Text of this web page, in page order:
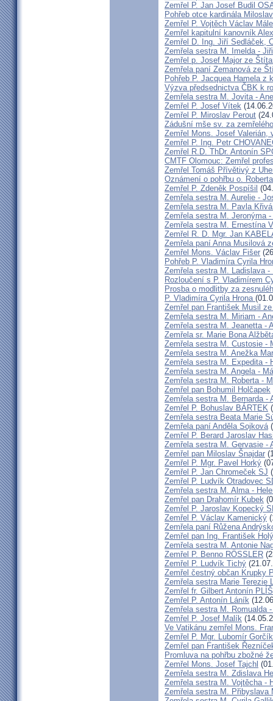
Zemřel P. Jan Josef Budil
Pohřeb otce kardinála
Zemřel P. Vojtěch Václav
Zemřel kapitulní kanovník
Zemřel D. Ing. Jiří Sedláček,
Zemřela sestra M. Imelda -
Zemřel p. Josef Major ze
Zemřela paní Zemanová ze
Pohřeb P. Jacquea Hamela z
Výzva předsednictva ČBK k
Zemřela sestra M. Jovita -
Zemřel P. Josef Vítek
Zemřel P. Miroslav Perout
Zádušní mše sv. za
Zemřel Mons. Josef Valerián,
Zemřel P. Ing. Petr
Zemřel R.D. ThDr. Antonín
CMTF Olomouc: Zemřel
Zemřel Tomáš Přívětivý z
Oznámení o pohřbu o.
Zemřel P. Zdeněk Pospíšil
Zemřela sestra M. Aurelie -
Zemřela sestra M. Pavla
Zemřela sestra M. Jeronýma
Zemřela sestra M. Ernestína
Zemřel R. D. Mgr. Jan
Zemřela paní Anna Musilová
Zemřel Mons. Václav Fišer
Pohřeb P. Vladimíra Cyrila
Zemřela sestra M. Ladislava -
Rozloučení s P. Vladimírem
Prosba o modlitby za
P. Vladimíra Cyrila Hrona
Zemřel pan František Musil
Zemřela sestra M. Miriam -
Zemřela sestra M. Jeanetta -
Zemřela sr. Marie Bona
Zemřela sestra M. Custosie -
Zemřela sestra M. Anežka
Zemřela sestra M. Expedita -
Zemřela sestra M. Angela -
Zemřela sestra M. Roberta -
Zemřel pan Bohumil Holčapek
Zemřela sestra M. Bernarda -
Zemřel P. Bohuslav BÁRTEK
Zemřela sestra Beata Marie
Zemřela paní Anděla Sojková
Zemřel P. Berard Jaroslav
Zemřela sestra M. Gervasie -
Zemřel pan Miloslav Šnajdar
Zemřel P. Mgr. Pavel Horký
Zemřel P. Jan Chromeček SJ
Zemřel P. Ludvík Otradovec
Zemřela sestra M. Alma -
Zemřel pan Drahomír Kubek
Zemřel P. Jaroslav Kopecký
Zemřel P. Václav Kamenický
Zemřela paní Růžena
Zemřel pan Ing. František
Zemřela sestra M. Antonie
Zemřel P. Benno RÖSSLER
Zemřel P. Ludvík Tichý
Zemřel čestný občan Krupky
Zemřela sestra Marie Terezie
Zemřel fr. Gilbert Antonín
Zemřel P. Antonín Láník
Zemřela sestra M. Romualda
Zemřel P. Josef Malík
Ve Vatikánu zemřel Mons.
Zemřel P. Mgr. Lubomír Gorčík
Zemřel pan František
Promluva na pohřbu zbožné
Zemřel Mons. Josef Tajchl
Zemřela sestra M. Zdislava
Zemřela sestra M. Vojtěcha -
Zemřela sestra M. Přibyslava